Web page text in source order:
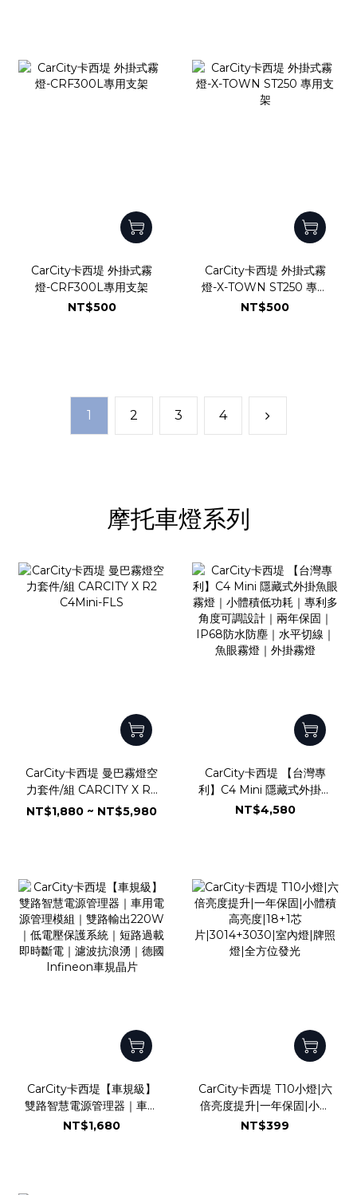
CarCity卡西堤 外掛式霧
燈-CRF300L專用支架
NT$500
CarCity卡西堤 外掛式霧
燈-X-TOWN ST250 專用
支架
NT$500
1 2 3 4
摩托車燈系列
CarCity卡西堤 曼巴霧燈空
力套件/組 CARCITY X R2
C4Mini-FLS
NT$1,880 ~ NT$5,980
CarCity卡西堤 【台灣專
利】C4 Mini 隱藏式外掛魚
眼霧燈｜小體積低功耗｜專
NT$4,580
CarCity卡西堤【車規級】
雙路智慧電源管理器｜車用
電源管理模組｜雙路輸出
NT$1,680
CarCity卡西堤 T10小燈|六
倍亮度提升|一年保固|小體
積高亮度|18+1芯
NT$399